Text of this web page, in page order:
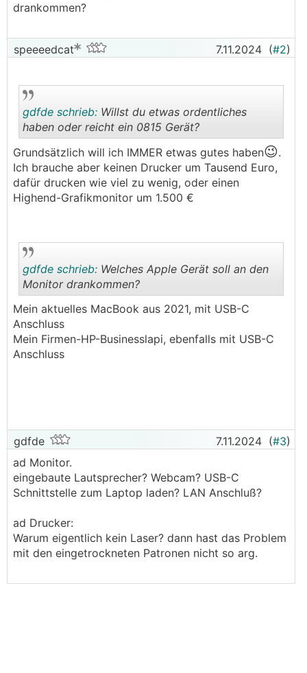
drankommen?
speeeedcat 7.11.2024 (#2)
. .
gdfde schrieb: Willst du etwas ordentliches
haben oder reicht ein 0815 Gerät?
Grundsätzlich will ich IMMER etwas gutes haben😉.
Ich brauche aber keinen Drucker um Tausend Euro,
dafür drucken wie viel zu wenig, oder einen
Highend-Grafikmonitor um 1.500 €
gdfde schrieb: Welches Apple Gerät soll an den
Monitor drankommen?
Mein aktuelles MacBook aus 2021, mit USB-C
Anschluss
Mein Firmen-HP-Businesslapi, ebenfalls mit USB-C
Anschluss
gdfde 7.11.2024 (#3)
ad Monitor.
eingebaute Lautsprecher? Webcam? USB-C
Schnittstelle zum Laptop laden? LAN Anschluß?
ad Drucker:
Warum eigentlich kein Laser? dann hast das Problem
mit den eingetrockneten Patronen nicht so arg.